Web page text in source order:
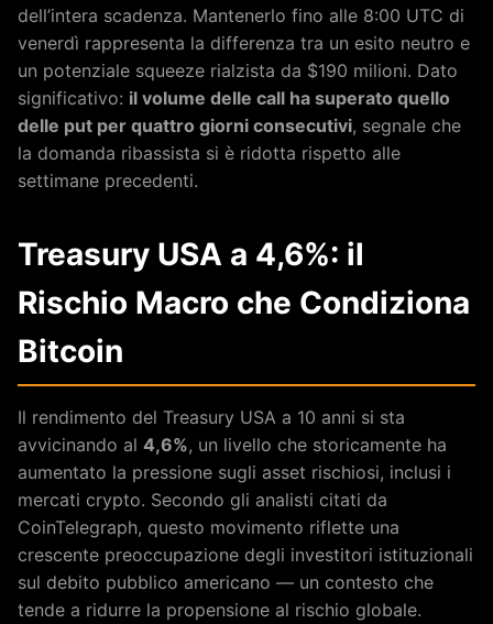
dell’intera scadenza. Mantenerlo fino alle 8:00 UTC di
venerdì rappresenta la differenza tra un esito neutro e
un potenziale squeeze rialzista da $190 milioni. Dato
significativo: il volume delle call ha superato quello
delle put per quattro giorni consecutivi, segnale che
la domanda ribassista si è ridotta rispetto alle
settimane precedenti.
Treasury USA a 4,6%: il
Rischio Macro che Condiziona
Bitcoin
Il rendimento del Treasury USA a 10 anni si sta
avvicinando al 4,6%, un livello che storicamente ha
aumentato la pressione sugli asset rischiosi, inclusi i
mercati crypto. Secondo gli analisti citati da
CoinTelegraph, questo movimento riflette una
crescente preoccupazione degli investitori istituzionali
sul debito pubblico americano — un contesto che
tende a ridurre la propensione al rischio globale.